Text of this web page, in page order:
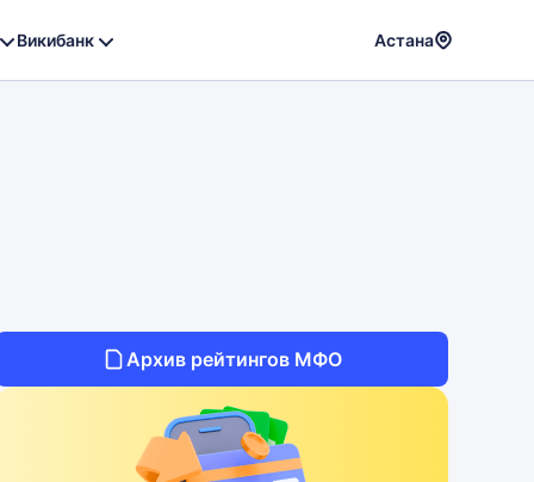
Викибанк Астана
Сумма
Архив рейтингов МФО